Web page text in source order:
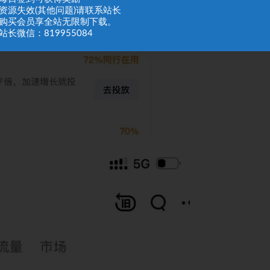
源失效(其他问题)请联系站长
买会员享全站无限制下载。
长微信：819955084